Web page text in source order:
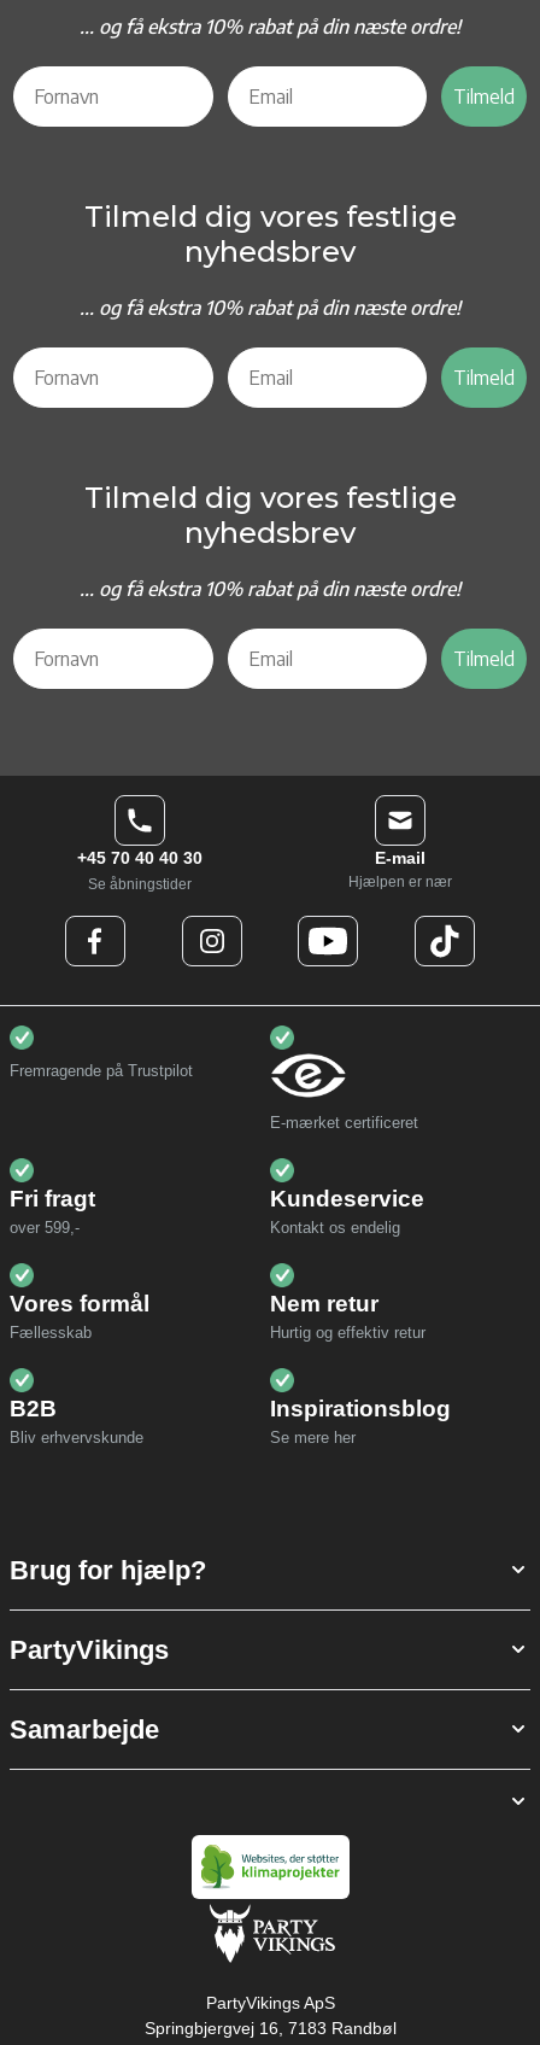
... og få ekstra 10% rabat på din næste ordre!
Tilmeld
Tilmeld dig vores festlige
nyhedsbrev
... og få ekstra 10% rabat på din næste ordre!
Tilmeld
Tilmeld dig vores festlige
nyhedsbrev
... og få ekstra 10% rabat på din næste ordre!
Tilmeld
+45 70 40 40 30
Se åbningstider
E-mail
Hjælpen er nær
Fremragende på Trustpilot
E-mærket certificeret
Fri fragt
over 599,-
Kundeservice
Kontakt os endelig
Vores formål
Fællesskab
Nem retur
Hurtig og effektiv retur
B2B
Bliv erhvervskunde
Inspirationsblog
Se mere her
Brug for hjælp?
PartyVikings
Samarbejde
PartyVikings ApS
Springbjergvej 16, 7183 Randbøl